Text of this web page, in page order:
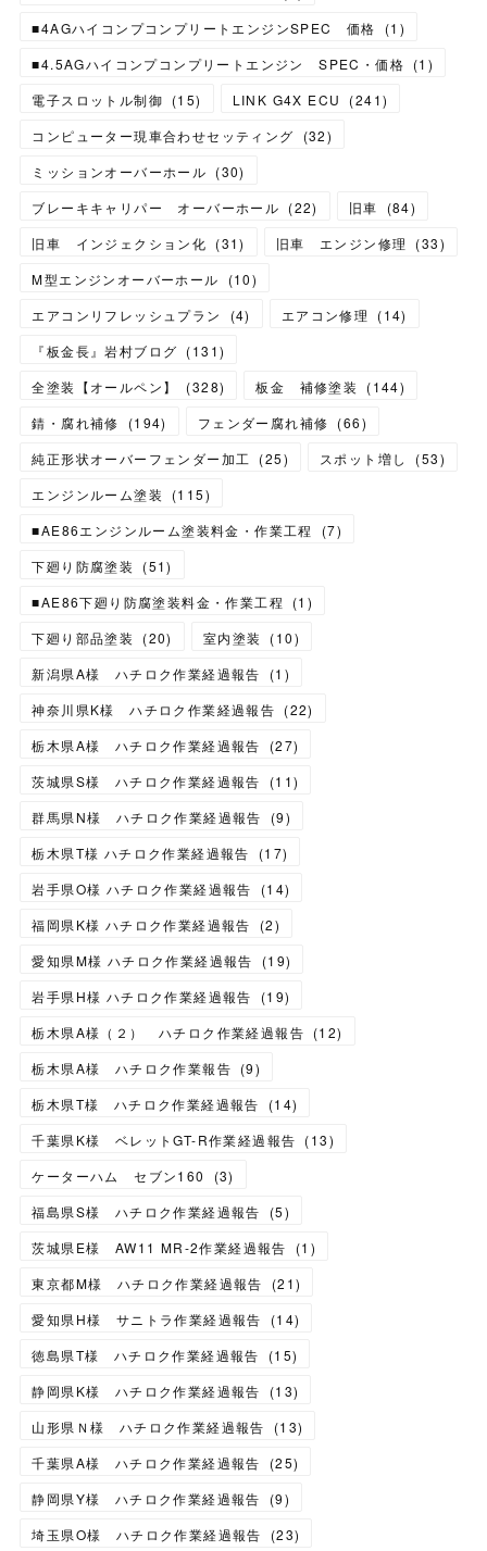
■4AGハイコンプコンプリートエンジンSPEC 価格
(1 )
■4.5AGハイコンプコンプリートエンジン SPEC・価格 (1 )
電子スロットル制御 (15) LINK G4X ECU (241)
コンピューター現車合わせセッティング
(32)
ミッションオーバーホール (30)
ブレーキキャリパー オーバーホール (22) 旧車 (84)
旧車 インジェクション化 (31) 旧車 エンジン修理 (33)
M型エンジンオーバーホール
(10)
エアコンリフレッシュプラン
(4) エアコン修理 (14)
『板金長』岩村ブログ (131)
全塗装【オールペン】
(328) 板金 補修塗装 (144)
錆・腐れ補修
(194) フェンダー腐れ補修 (66)
純正形状オーバーフェンダー加工
(25) スポット増し (53)
エンジンルーム塗装
(115)
■AE86エンジンルーム塗装料金・作業工程
(7)
下廻り防腐塗装
(51)
■AE86下廻り防腐塗装料金・作業工程
(1 )
下廻り部品塗装
(20) 室内塗装 (10)
新潟県A様 ハチロク作業経過報告
(1 )
神奈川県K様 ハチロク作業経過報告 (22)
栃木県A様 ハチロク作業経過報告
(27)
茨城県S様 ハチロク作業経過報告
(11)
群馬県N様 ハチロク作業経過報告
(9)
栃木県T様 ハチロク作業経過報告
(17)
岩手県O様 ハチロク作業経過報告
(14)
福岡県K様 ハチロク作業経過報告
(2)
愛知県M様 ハチロク作業経過報告
(19)
岩手県H様 ハチロク作業経過報告
(19)
栃木県A様（２） ハチロク作業経過報告 (12)
栃木県A様 ハチロク作業報告 (9)
栃木県T様 ハチロク作業経過報告
(14)
千葉県K様 ベレットGT-R作業経過報告 (13)
ケーターハム セブン160
(3)
福島県S様 ハチロク作業経過報告
(5)
茨城県E様 AW11 MR-2作業経過報告
(1 )
東京都M様 ハチロク作業経過報告
(21)
愛知県H様 サニトラ作業経過報告
(14)
徳島県T様 ハチロク作業経過報告
(15)
静岡県K様 ハチロク作業経過報告
(13)
山形県Ｎ様 ハチロク作業経過報告
(13)
千葉県A様 ハチロク作業経過報告
(25)
静岡県Y様 ハチロク作業経過報告
(9)
埼玉県O様 ハチロク作業経過報告
(23)